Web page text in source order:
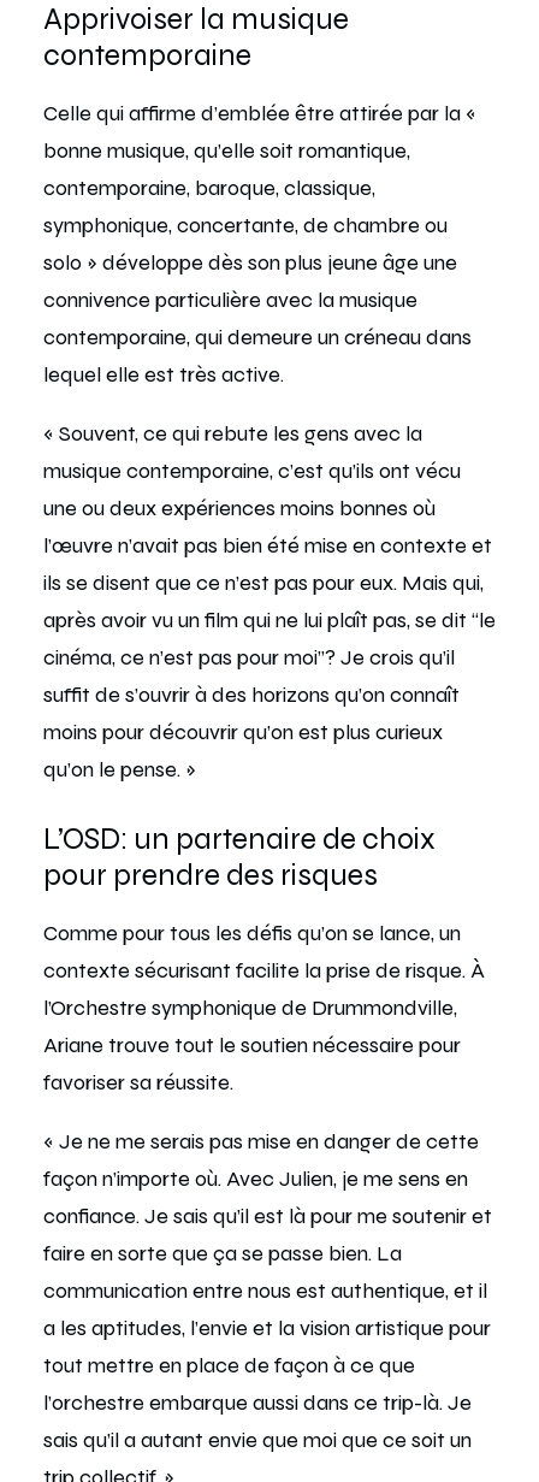
Apprivoiser la musique
contemporaine
Celle qui affirme d’emblée être attirée par la «
bonne musique, qu’elle soit romantique,
contemporaine, baroque, classique,
symphonique, concertante, de chambre ou
solo » développe dès son plus jeune âge une
connivence particulière avec la musique
contemporaine, qui demeure un créneau dans
lequel elle est très active.
« Souvent, ce qui rebute les gens avec la
musique contemporaine, c’est qu’ils ont vécu
une ou deux expériences moins bonnes où
l’œuvre n’avait pas bien été mise en contexte et
ils se disent que ce n’est pas pour eux. Mais qui,
après avoir vu un film qui ne lui plaît pas, se dit “le
cinéma, ce n’est pas pour moi”? Je crois qu’il
suffit de s’ouvrir à des horizons qu’on connaît
moins pour découvrir qu’on est plus curieux
qu’on le pense. »
L’OSD: un partenaire de choix
pour prendre des risques
Comme pour tous les défis qu’on se lance, un
contexte sécurisant facilite la prise de risque. À
l’Orchestre symphonique de Drummondville,
Ariane trouve tout le soutien nécessaire pour
favoriser sa réussite.
« Je ne me serais pas mise en danger de cette
façon n’importe où. Avec Julien, je me sens en
confiance. Je sais qu’il est là pour me soutenir et
faire en sorte que ça se passe bien. La
communication entre nous est authentique, et il
a les aptitudes, l’envie et la vision artistique pour
tout mettre en place de façon à ce que
l’orchestre embarque aussi dans ce trip-là. Je
sais qu’il a autant envie que moi que ce soit un